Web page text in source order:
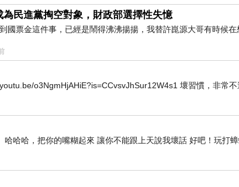
為民進黨掏空對象，財政部選擇性失憶
國票金這件事，已經是鬧得沸沸揚揚，我替許崑源大哥有時候
o3NgmHjAHiE?is=CCvsvJhSur12W4s1 壞習慣，非常
哈哈哈，把你的嘴糊起來 讓你不能跟上天說我壞話 好吧！玩打